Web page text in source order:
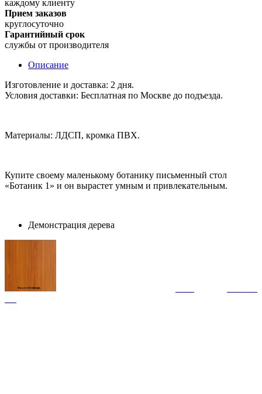
каждому клиенту
Прием заказов
круглосуточно
Гарантийный срок
службы от производителя
Описание
Изготовление и доставка: 2 дня.
Условия доставки: Бесплатная по Москве до подъезда.
Материалы: ЛДСП, кромка ПВХ.
Купите своему маленькому ботанику письменный стол
«Ботаник 1» и он вырастет умным и привлекательным.
Демонстрация дерева